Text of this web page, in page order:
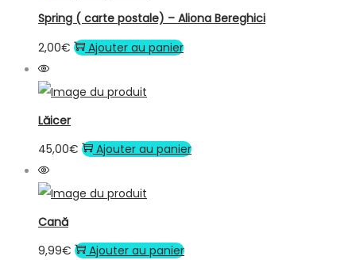
Spring ( carte postale) – Aliona Bereghici
2,00€ Ajouter au panier
Lăicer
45,00€ Ajouter au panier
Cană
9,99€ Ajouter au panier